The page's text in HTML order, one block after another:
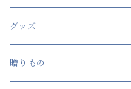
グッズ
贈りもの